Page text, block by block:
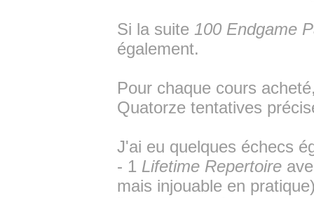
Si la suite 100 Endgame
également.
Pour chaque cours
Quatorze tentatives
J'ai eu quelques échecs
- 1 Lifetime Repertoire
mais injouable en